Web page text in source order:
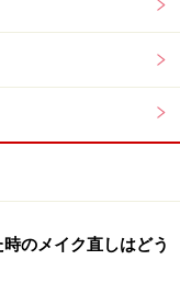
液
センス
力も品質も抜群の
に美白したい人に
日の肌のトーンが
のメイク直しはどう